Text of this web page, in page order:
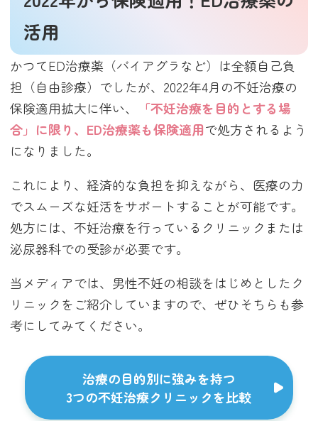
活用
かつてED治療薬（バイアグラなど）は全額自己負
担（自由診療）でしたが、2022年4月の不妊治療の
保険適用拡大に伴い、
「不妊治療を目的とする場
合」に限り、ED治療薬も保険適用で処方されるよう
になりました。
これにより、経済的な負担を抑えながら、医療の力
でスムーズな妊活をサポートすることが可能です。
処方には、不妊治療を行っているクリニックまたは
泌尿器科での受診が必要です。
当メディアでは、男性不妊の相談をはじめとしたク
リニックをご紹介していますので、ぜひそちらも参
考にしてみてください。
治療の目的別に強みを持つ
3つの不妊治療クリニックを比較